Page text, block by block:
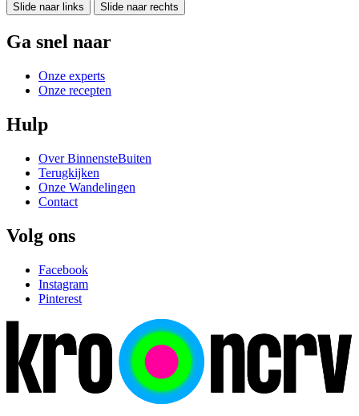
Slide naar links Slide naar rechts
Ga snel naar
Onze experts
Onze recepten
Hulp
Over BinnensteBuiten
Terugkijken
Onze Wandelingen
Contact
Volg ons
Facebook
Instagram
Pinterest